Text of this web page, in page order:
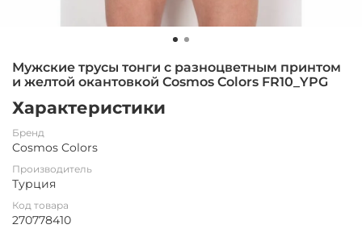
Мужские трусы тонги с разноцветным принтом
и желтой окантовкой Cosmos Colors FR10_YPG
Характеристики
Бренд
Cosmos Colors
Производитель
Турция
Код товара
270778410